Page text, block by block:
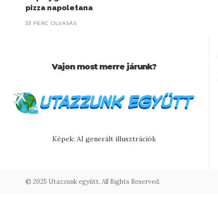
pizza napoletana
33 PERC OLVASÁS
Vajon most merre járunk?
Képek: AI generált illusztrációk
© 2025 Utazzunk együtt. All Rights Reserved.